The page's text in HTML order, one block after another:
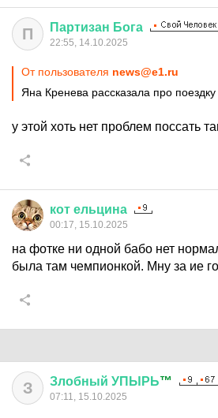
П Партизан Бога
22:55, 14.10.2025
От пользователя news@e1.ru
Яна Кренева рассказала про
у этой хоть нет проблем поссать
кот ельцина
00:17, 15.10.2025
на фотке ни одной бабо нет
была там чемпионкой. Мну за ие
З Злобный УПЫРЬ™
07:11, 15.10.2025